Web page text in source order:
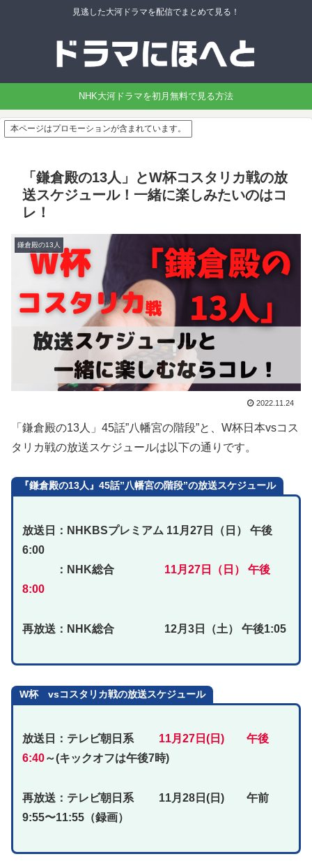
見逃した大河ドラマを配信でまとめて見る！
NHK大河ドラマを初月無料で見る方法
本ページはプロモーションが含まれています。
「鎌倉殿の13人」とW杯コスタリカ戦の放
送スケジュール！一緒に楽しみたいのはコ
レ！
鎌倉殿の13人
2022.11.24
「鎌倉殿の13人」45話”八幡宮の階段”と、W杯日本vsコス
タリカ戦の放送スケジュールは以下の通りです。
『鎌倉殿の13人』45話”八幡宮の階段”の放送スケジュール
放送日：NHKBSプレミアム 11月27日（日） 午後
6:00
：NHK総合
11月27日（日） 午後
8:00
再放送：NHK総合 12月3日（土） 午後1:05
W杯 vsコスタリカ戦の放送スケジュール
放送日：テレビ朝日系
11月27日(日) 午後
6:40～(キックオフは午後7時)
再放送：テレビ朝日系 11月28日(日) 午前
9:55〜11:55（録画）